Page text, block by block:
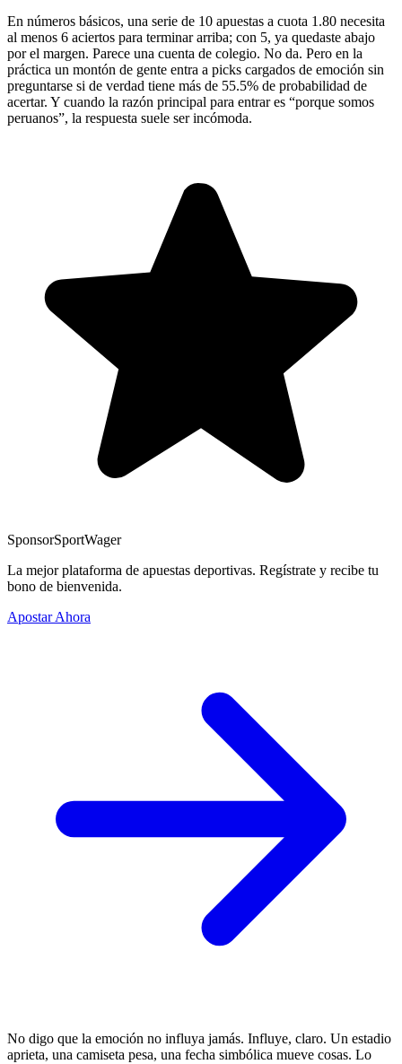
En números básicos, una serie de 10 apuestas a cuota 1.80 necesita
al menos 6 aciertos para terminar arriba; con 5, ya quedaste abajo
por el margen. Parece una cuenta de colegio. No da. Pero en la
práctica un montón de gente entra a picks cargados de emoción sin
preguntarse si de verdad tiene más de 55.5% de probabilidad de
acertar. Y cuando la razón principal para entrar es “porque somos
peruanos”, la respuesta suele ser incómoda.
SponsorSportWager
La mejor plataforma de apuestas deportivas. Regístrate y recibe tu
bono de bienvenida.
Apostar Ahora
No digo que la emoción no influya jamás. Influye, claro. Un estadio
aprieta, una camiseta pesa, una fecha simbólica mueve cosas. Lo